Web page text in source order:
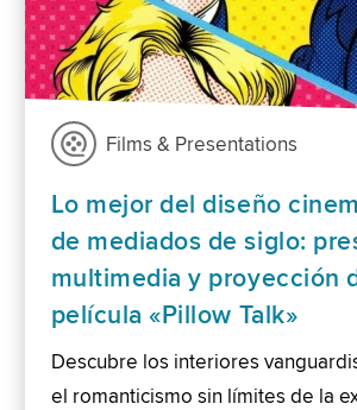
Films & Presentations
Lo mejor del diseño
de mediados de siglo:
multimedia y proyección
película «Pillow Talk»
Descubre los interiores
el romanticismo sin límites de la